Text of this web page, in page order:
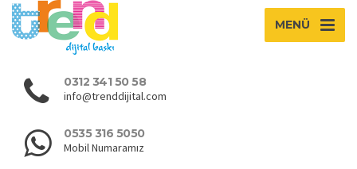
MENÜ
0312 341 50 58
info@trenddijital.com
0535 316 5050
Mobil Numaramız